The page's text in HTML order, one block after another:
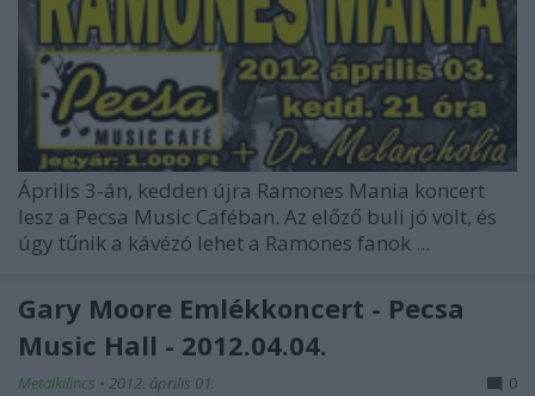
Április 3-án, kedden újra Ramones Mania koncert
lesz a Pecsa Music Caféban. Az előző buli jó volt, és
úgy tűnik a kávézó lehet a Ramones fanok ...
Gary Moore Emlékkoncert - Pecsa
Music Hall - 2012.04.04.
Metalkilincs • 2012. április 01. 0